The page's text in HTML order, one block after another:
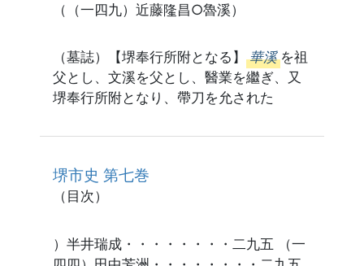
（（一四九）近藤隆昌○魯溪）
（墓誌）【堺奉行所附となる】 華溪 を祖
父とし、文溪を父とし、醫業を繼ぎ、又
堺奉行所附となり、帶刀を允された
堺市史 第七巻
（目次）
）半井瑞成・・・・・・・・二九五 （一